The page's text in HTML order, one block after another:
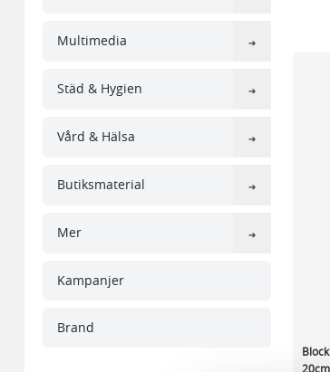
Multimedia
Städ & Hygien
Vård & Hälsa
Butiksmaterial
Mer
Kampanjer
Brand
20cm